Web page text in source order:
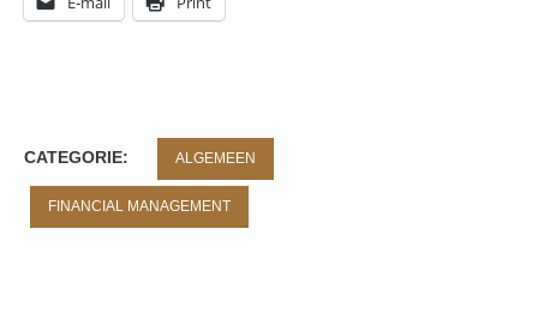
CATEGORIE: ALGEMEEN
FINANCIAL MANAGEMENT